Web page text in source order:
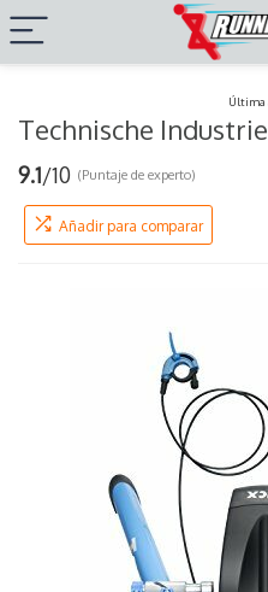
Última
Technische
9.1/10 (Puntaje de experto)
Añadir para comparar